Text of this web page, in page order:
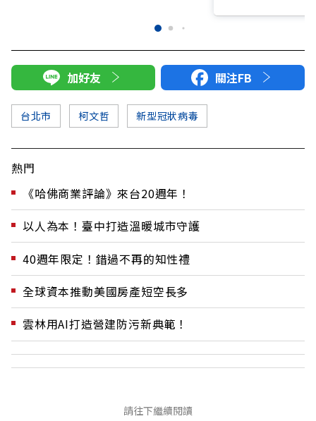
加好友 關注FB
台北市 柯文哲 新型冠狀病毒
熱門
《哈佛商業評論》來台20週年！
以人為本！臺中打造溫暖城市守護
40週年限定！錯過不再的知性禮
全球資本推動美國房產短空長多
雲林用AI打造營建防污新典範！
請往下繼續閱讀